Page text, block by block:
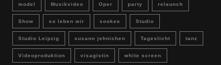
model Musikvideo Oper party relaunch
Show so leben wir sookee Studio
Studio Leipzig susann jehnichen Tageslicht tanz
Videoproduktion visagistin white screen